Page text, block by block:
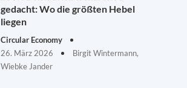
gedacht: Wo die größten Hebel
liegen
Circular Economy
26. März 2026
Birgit Wintermann,
Wiebke Jander